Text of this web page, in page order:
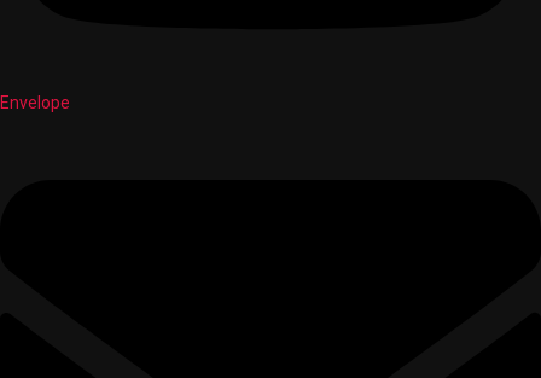
Envelope